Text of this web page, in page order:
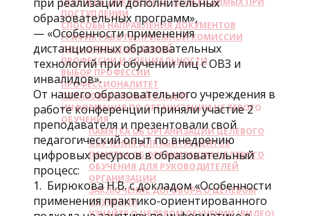
ПОСТУПЛЕНИИ
СПОСОБЫ НАПРАВЛЕНИЯ ДОКУМЕНТОВ
ГРАФИК РАБОТЫ ПРИЕМНОЙ КОМИССИИ
ДЕНЬ ОТКРЫТЫХ ДВЕРЕЙ
ПРОФЕССИИ И СПЕЦИАЛЬНОСТИ
ВЫБОР ПРОФЕССИИ
ПРОФЕССИОНАЛИТЕТ
ОБРАЗОВАТЕЛЬНЫЙ КРЕДИТ
ИНФОРМАЦИЯ ПО ОРГАНИЗАЦИИ ЦЕЛЕВОГО
ОБУЧЕНИЯ
ПАМЯТКА ОБ ОРГАНИЗАЦИИ ЦЕЛЕВОГО
ОБУЧЕНИЯ ДЛЯ АБИТУРИЕНТОВ
ПАМЯТКА ОБ ОРГАНИЗАЦИИ ЦЕЛЕВОГО
ОБУЧЕНИЯ ДЛЯ РУКОВОДИТЕЛЕЙ
ОРГАНИЗАЦИИ
ЗАКЛЮЧЕНИЕ ДОГОВОРА О ЦЕЛЕВОМ
ОБУЧЕНИИ
УЗНАЙТЕ О ЦЕЛЕВОМ ОБУЧЕНИИ (ВИДЕО)
образовательных программ»,
— «Особенности применения
дистанционных образовательных
технологий при обучении лиц с ОВЗ и
инвалидов».
От нашего образовательного учреждения в
работе конференции приняли участие 2
преподавателя и презентовали свой
педагогический опыт по внедрению
цифровых ресурсов в образовательный
процесс:
1. Бирюкова Н.В. с докладом «Особенности
применения практико-ориентированного